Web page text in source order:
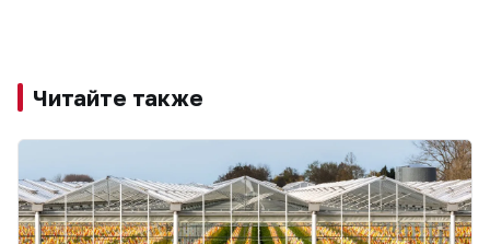
Читайте также